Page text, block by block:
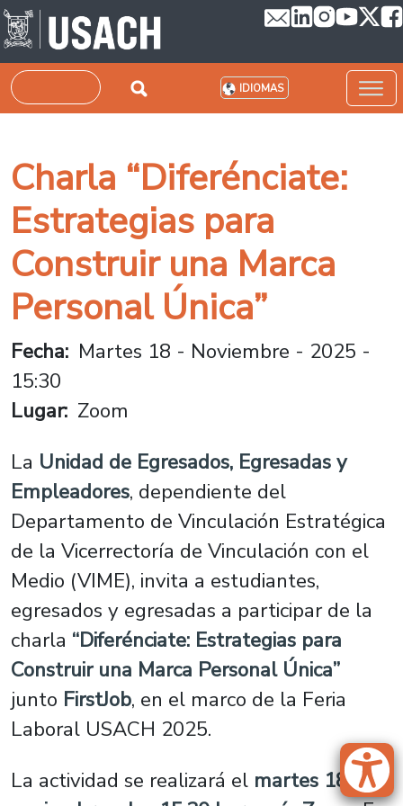
Pasar al contenido principal
Buscar IDIOMAS
Charla “Diferénciate:
Estrategias para
Construir una Marca
Personal Única”
Fecha Martes 18 - Noviembre - 2025 -
15:30
Lugar Zoom
La Unidad de Egresados, Egresadas y
Empleadores, dependiente del
Departamento de Vinculación Estratégica
de la Vicerrectoría de Vinculación con el
Medio (VIME), invita a estudiantes,
egresados y egresadas a participar de la
charla “Diferénciate: Estrategias para
Construir una Marca Personal Única”
junto FirstJob, en el marco de la Feria
Laboral USACH 2025.
La actividad se realizará el martes 18 de